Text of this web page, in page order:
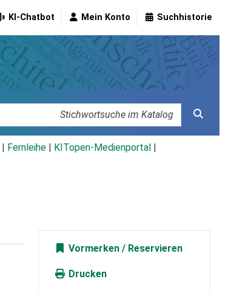
KI-Chatbot Mein Konto Suchhistorie
Fernleihe KITopen-Medienportal
Vormerken
Drucken